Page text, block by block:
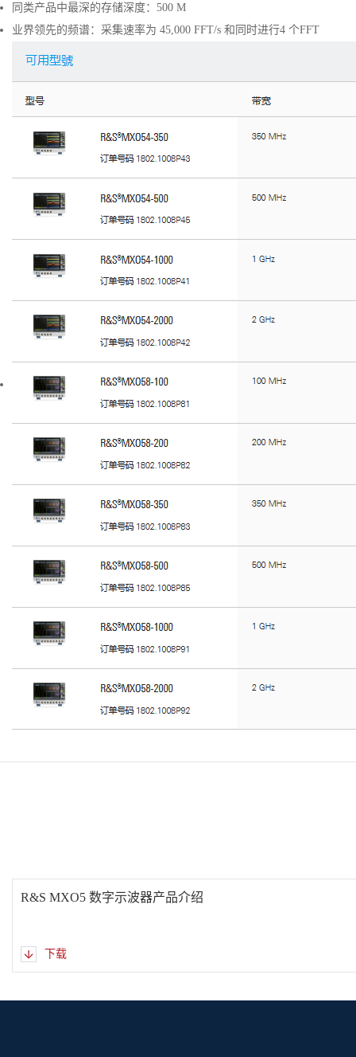
同类产品中最深的存储深度：500 M
业界领先的频谱：采集速率为 45,000 FFT/s 和同时进行4 个FFT
R&S MXO5 数字示波器产品介绍
下载